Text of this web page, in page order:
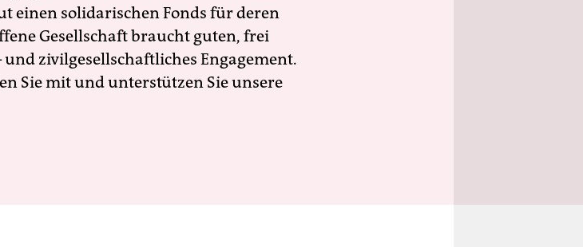
einen solidarischen Fonds für deren
Gesellschaft braucht guten, frei
zivilgesellschaftliches Engagement.
Sie mit und unterstützen Sie unsere